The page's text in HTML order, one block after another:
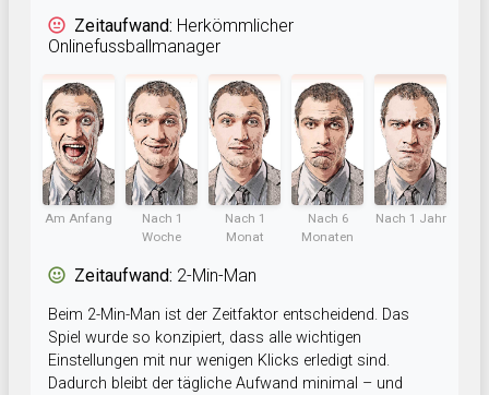
Zeitaufwand: Herkömmlicher
Onlinefussballmanager
Am Anfang
Nach 1
Woche
Nach 1
Monat
Nach 6
Monaten
Nach 1 Jahr
Zeitaufwand: 2-Min-Man
Beim 2-Min-Man ist der Zeitfaktor entscheidend. Das
Spiel wurde so konzipiert, dass alle wichtigen
Einstellungen mit nur wenigen Klicks erledigt sind.
Dadurch bleibt der tägliche Aufwand minimal – und